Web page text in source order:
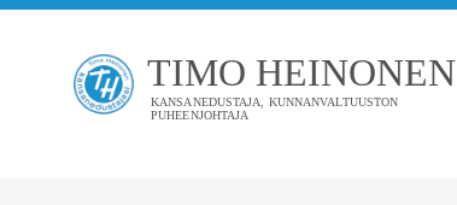
TIMO HEINONEN
KANSANEDUSTAJA, KUNNANVALTUUSTON
PUHEENJOHTAJA